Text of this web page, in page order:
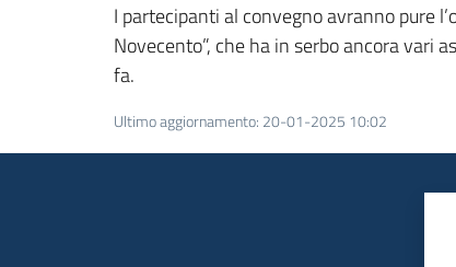
I partecipanti al convegno avranno pure
Novecento”, che ha in serbo ancora vari
fa.
Ultimo aggiornamento: 20-01-2025 10:02